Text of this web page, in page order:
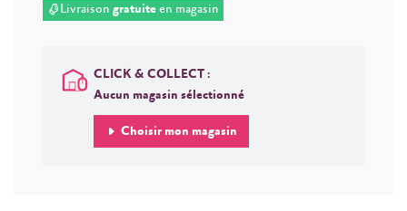
Livraison gratuiteen magasin
CLICK & COLLECT :
Aucun magasin sélectionné
Choisir mon magasin